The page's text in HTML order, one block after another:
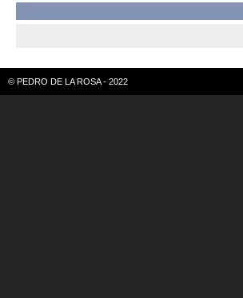
© PEDRO DE LA ROSA - 2022